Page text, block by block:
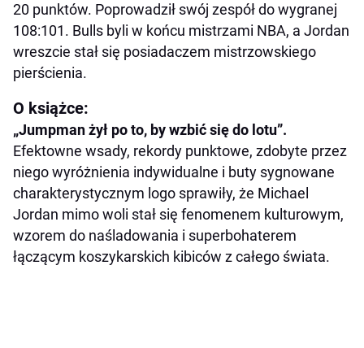
20 punktów. Poprowadził swój zespół do wygranej
108:101. Bulls byli w końcu mistrzami NBA, a Jordan
wreszcie stał się posiadaczem mistrzowskiego
pierścienia.
O książce:
„Jumpman żył po to, by wzbić się do lotu”.
Efektowne wsady, rekordy punktowe, zdobyte przez
niego wyróżnienia indywidualne i buty sygnowane
charakterystycznym logo sprawiły, że Michael
Jordan mimo woli stał się fenomenem kulturowym,
wzorem do naśladowania i superbohaterem
łączącym koszykarskich kibiców z całego świata.